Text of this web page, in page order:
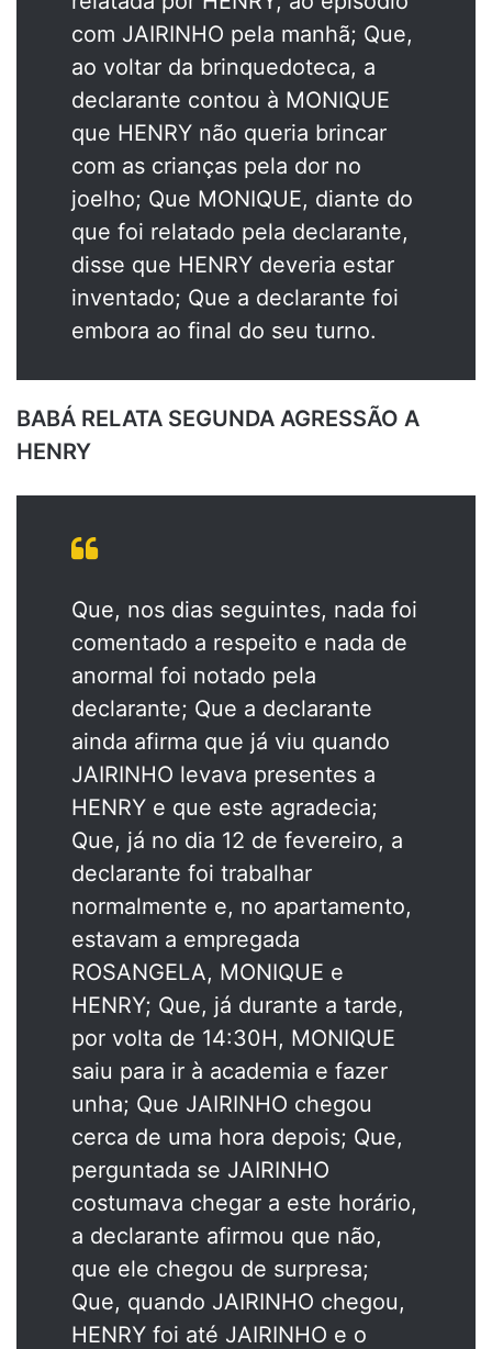
com JAIRINHO pela manhã; Que,
ao voltar da brinquedoteca, a
declarante contou à MONIQUE
que HENRY não queria brincar
com as crianças pela dor no
joelho; Que MONIQUE, diante do
que foi relatado pela declarante,
disse que HENRY deveria estar
inventado; Que a declarante foi
embora ao final do seu turno.
BABÁ RELATA SEGUNDA AGRESSÃO A
HENRY
Que, nos dias seguintes, nada foi
comentado a respeito e nada de
anormal foi notado pela
declarante; Que a declarante
ainda afirma que já viu quando
JAIRINHO levava presentes a
HENRY e que este agradecia;
Que, já no dia 12 de fevereiro, a
declarante foi trabalhar
normalmente e, no apartamento,
estavam a empregada
ROSANGELA, MONIQUE e
HENRY; Que, já durante a tarde,
por volta de 14:30H, MONIQUE
saiu para ir à academia e fazer
unha; Que JAIRINHO chegou
cerca de uma hora depois; Que,
perguntada se JAIRINHO
costumava chegar a este horário,
a declarante afirmou que não,
que ele chegou de surpresa;
Que, quando JAIRINHO chegou,
HENRY foi até JAIRINHO e o